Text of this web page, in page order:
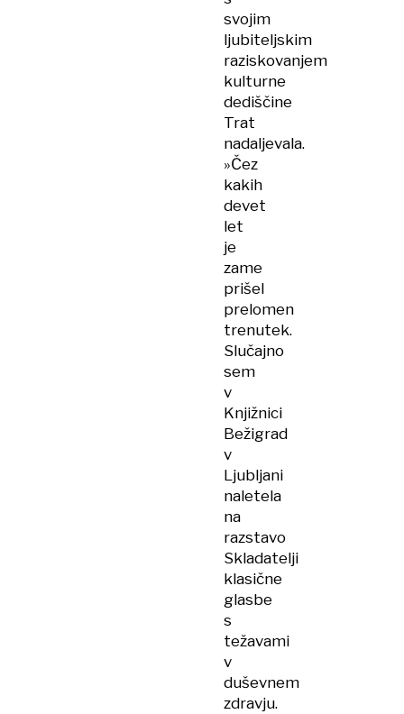
svojim
ljubiteljskim
raziskovanjem
kulturne
dediščine
Trat
nadaljevala.
»Čez
kakih
devet
let
je
zame
prišel
prelomen
trenutek.
Slučajno
sem
v
Knjižnici
Bežigrad
v
Ljubljani
naletela
na
razstavo
Skladatelji
klasične
glasbe
s
težavami
v
duševnem
zdravju.